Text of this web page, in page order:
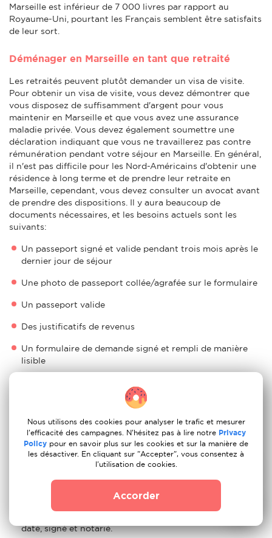
Marseille est inférieur de 7 000 livres par rapport au
Royaume-Uni, pourtant les Français semblent être satisfaits
de leur sort.
Déménager en Marseille en tant que retraité
Les retraités peuvent plutôt demander un visa de visite.
Pour obtenir un visa de visite, vous devez démontrer que
vous disposez de suffisamment d'argent pour vous
maintenir en Marseille et que vous avez une assurance
maladie privée. Vous devez également soumettre une
déclaration indiquant que vous ne travaillerez pas contre
rémunération pendant votre séjour en Marseille. En général,
il n'est pas difficile pour les Nord-Américains d'obtenir une
résidence à long terme et de prendre leur retraite en
Marseille, cependant, vous devez consulter un avocat avant
de prendre des dispositions. Il y aura beaucoup de
documents nécessaires, et les besoins actuels sont les
suivants:
Un passeport signé et valide pendant trois mois après le
dernier jour de séjour
Une photo de passeport collée/agrafée sur le formulaire
Un passeport valide
Des justificatifs de revenus
Un formulaire de demande signé et rempli de manière
lisible
Une preuve d'hébergement en Marseille
Une lettre s'engageant à ne pas chercher d'emploi en
Marseille
Si nécessaire, un certificat de mariage
Un billet électronique ou un justificatif de réservation
indiquant la date de départ pour la Marseille.
daté, signé et notarié.
Nous utilisons des cookies pour analyser le trafic et mesurer
l'efficacité des campagnes. N'hésitez pas à lire notre Privacy
Policy pour en savoir plus sur les cookies et sur la manière de
les désactiver. En cliquant sur "Accepter", vous consentez à
l'utilisation de cookies.
Accorder